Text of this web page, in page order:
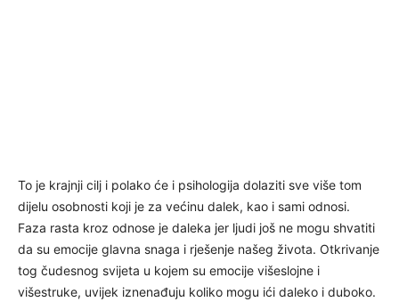
To je krajnji cilj i polako će i psihologija dolaziti sve više tom
dijelu osobnosti koji je za većinu dalek, kao i sami odnosi.
Faza rasta kroz odnose je daleka jer ljudi još ne mogu shvatiti
da su emocije glavna snaga i rješenje našeg života. Otkrivanje
tog čudesnog svijeta u kojem su emocije višeslojne i
višestruke, uvijek iznenađuju koliko mogu ići daleko i duboko.